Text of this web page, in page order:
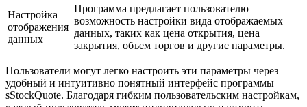
Настройка
отображения
данных
Программа предлагает пользователю
возможность настройки вида отображаемых
данных, таких как цена открытия, цена
закрытия, объем торгов и другие параметры.
Пользователи могут легко настроить эти параметры через
удобный и интуитивно понятный интерфейс программы
sStockQuote. Благодаря гибким пользовательским настройкам,